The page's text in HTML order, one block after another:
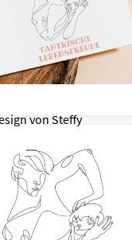
vonSteffy